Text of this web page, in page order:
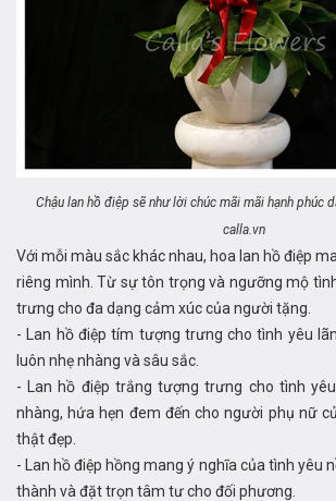
Chậu lan hồ điệp sẽ như lời chúc mãi mãi hạnh phúc
calla.vn
Với mỗi màu sắc khác nhau, hoa lan hồ điệp
riêng mình. Từ sự tôn trọng và ngưỡng mộ
trưng cho đa dạng cảm xúc của người tặng.
- Lan hồ điệp tím tượng trưng cho tình yêu
luôn nhẹ nhàng và sâu sắc.
- Lan hồ điệp trắng tượng trưng cho tình
nhàng, hứa hẹn đem đến cho người phụ nữ
thật đẹp.
- Lan hồ điệp hồng mang ý nghĩa của tình yêu
thành và đặt trọn tâm tư cho đối phương.